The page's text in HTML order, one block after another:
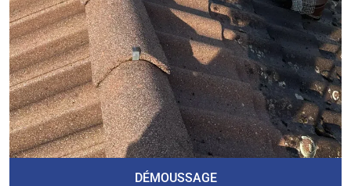
DÉMOUSSAGE